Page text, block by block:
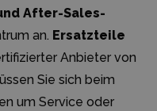
After-Sales-
an. Ersatzteile
Anbieter von
Sie sich beim
um Service oder